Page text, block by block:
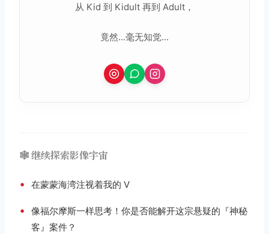
从 Kid 到 Kidult 再到 Adult，
竟然...毫无知觉...
🕸️ 继续探索影像宇宙
• 在蒙蒙海湾注视着我的 V
•
像福尔摩斯一样思考！你是否能解开这宗悬疑的『神秘
客』案件？